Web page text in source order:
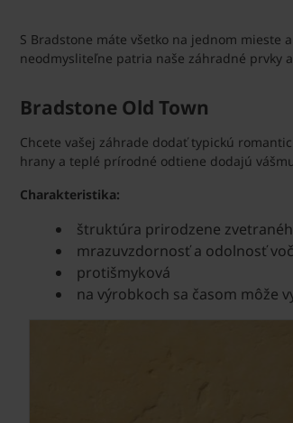
S Bradstone máte všetko na jednom mieste
neodmysliteľne patria naše záhradné prvky
Bradstone Old Town
Chcete vašej záhrade dodať typickú
hrany a teplé prírodné odtiene dodajú
Charakteristika:
štruktúra prirodzene
mrazuvzdornosť a odolnosť
protišmyková
na výrobkoch sa časom môže